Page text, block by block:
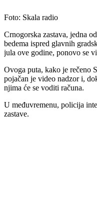
Foto: Skala radio
Crnogorska zastava, jedna
bedema ispred glavnih
jula ove godine, ponovo se
Ovoga puta, kako je rečeno
pojačan je video nadzor i,
njima će se voditi računa.
U međuvremenu, policija
zastave.